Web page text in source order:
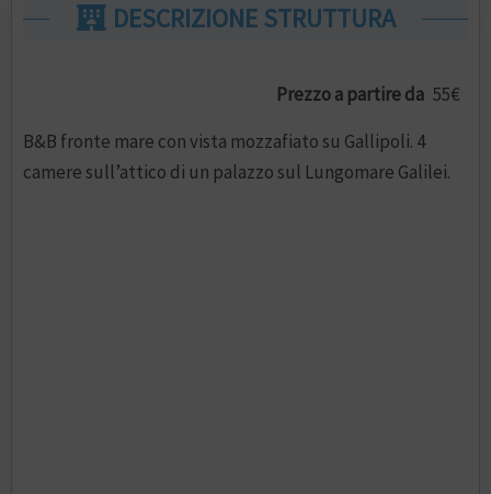
DESCRIZIONE STRUTTURA
Prezzo a partire da 55€
B&B fronte mare con vista mozzafiato su Gallipoli. 4
camere sull’attico di un palazzo sul Lungomare Galilei.